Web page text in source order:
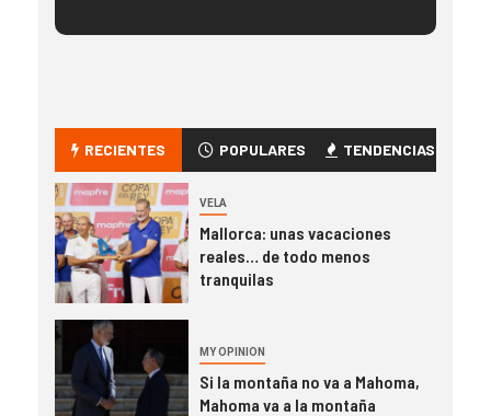
RECIENTES POPULARES TENDENCIAS
VELA
Mallorca: unas vacaciones
reales… de todo menos
tranquilas
MY OPINION
Si la montaña no va a Mahoma,
Mahoma va a la montaña